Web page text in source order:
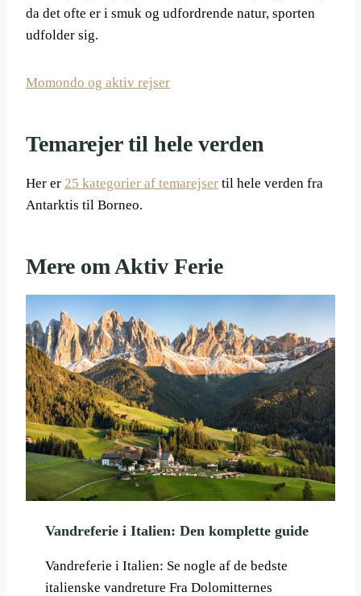
da det ofte er i smuk og udfordrende natur, sporten
udfolder sig.
Momondo og aktiv rejser
Temarejer til hele verden
Her er 25 kategorier af temarejser til hele verden fra
Antarktis til Borneo.
Mere om Aktiv Ferie
Vandreferie i Italien: Den komplette guide
Vandreferie i Italien: Se nogle af de bedste
italienske vandreture Fra Dolomitternes